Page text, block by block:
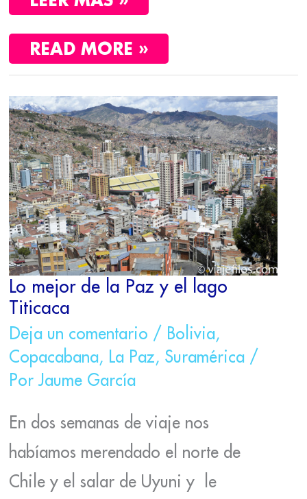
READ MORE »
Lo mejor de la Paz y el lago
Titicaca
Deja un comentario / Bolivia,
Copacabana, La Paz, Suramérica/
Por Jaume García
En dos semanas de viaje nos
habíamos merendado el norte de
Chile y el salar de Uyuni y le
LO
MEJOR
DE
LA
PAZ
Y
EL
LAGO
TITICACA